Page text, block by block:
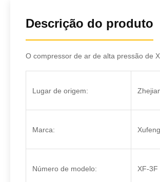
Descrição do produto
O compressor de ar de alta pressão de
Lugar de origem:
Marca: Xufeng
Número de modelo: XF-3F